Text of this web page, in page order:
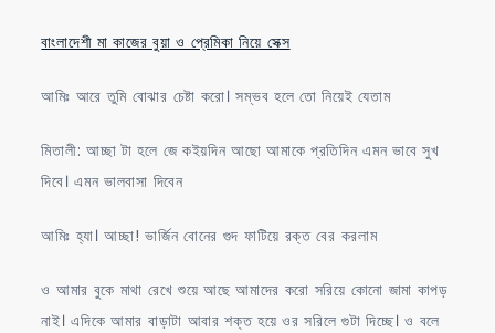
বাংলাদেশী মা কাজের বুয়া ও প্রেমিকা নিয়ে সেক্স
আমিঃ আরে তুমি বোঝার চেষ্টা করো। সম্ভব হলে তো নিয়েই যেতাম
মিতালী: আচ্ছা টা হলে জে কইয়দিন আছো আমাকে প্রতিদিন এমন ভাবে সুখ
দিবে। এমন ভালবাসা দিবেন
আমিঃ হ্যা। আচ্ছা! ভার্জিন বোনের গুদ ফাটিয়ে রক্ত বের করলাম
ও আমার বুকে মাথা রেখে শুয়ে আছে আমাদের করো সরিয়ে কোনো জামা কাপড়
নাই। এদিকে আমার বাড়াটা আবার শক্ত হয়ে ওর সরিলে গুটা দিচ্ছে। ও বলে